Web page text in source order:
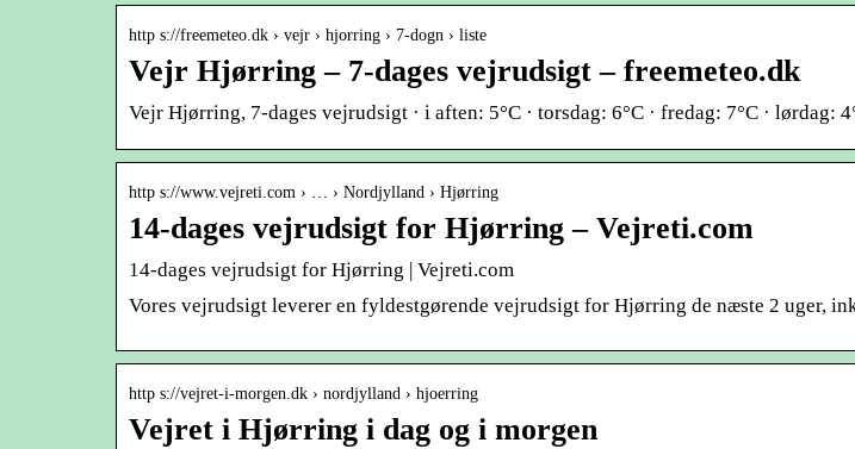
http s://freemeteo.dk › vejr › hjorring › 7-dogn › liste
Vejr Hjørring – 7-dages vejrudsigt – freemeteo.dk
Vejr Hjørring, 7-dages vejrudsigt · i aften: 5°C · torsdag: 6°C · fredag: 7°C · lørdag:
http s://www.vejreti.com › … › Nordjylland › Hjørring
14-dages vejrudsigt for Hjørring – Vejreti.com
14-dages vejrudsigt for Hjørring | Vejreti.com
Vores vejrudsigt leverer en fyldestgørende vejrudsigt for Hjørring de næste 2 uger,
http s://vejret-i-morgen.dk › nordjylland › hjoerring
Vejret i Hjørring i dag og i morgen